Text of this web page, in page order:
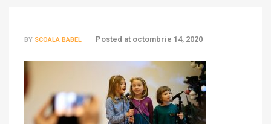
BY SCOALA BABEL Posted at octombrie 14, 2020